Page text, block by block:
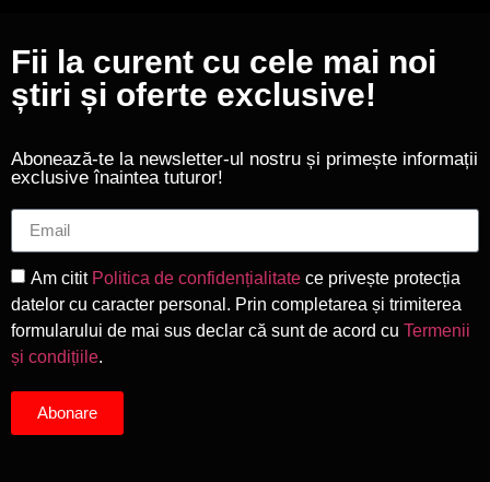
Fii la curent cu cele mai noi
știri și oferte exclusive!
Abonează-te la newsletter-ul nostru și primește informații
exclusive înaintea tuturor!
Am citit Politica de confidențialitate ce privește protecția
datelor cu caracter personal. Prin completarea și trimiterea
formularului de mai sus declar că sunt de acord cu Termenii
și condițiile.
Abonare